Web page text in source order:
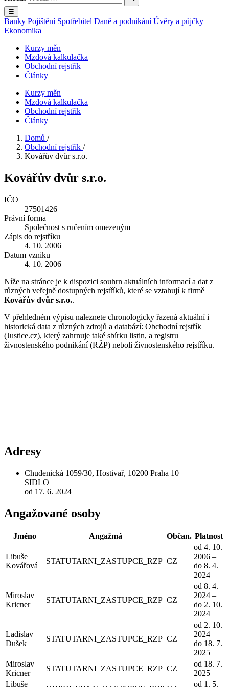
☰
Banky Pojištění Spotřebitel Daně a podnikání Úvěry a půjčky
Ekonomika
Kurzy měn
Mzdová kalkulačka
Obchodní rejstřík
Články
Kurzy měn
Mzdová kalkulačka
Obchodní rejstřík
Články
Domů /
Obchodní rejstřík /
Kovářův dvůr s.r.o.
Kovářův dvůr s.r.o.
IČO
27501426
Právní forma
Společnost s ručením omezeným
Zápis do rejstříku
4. 10. 2006
Datum vzniku
4. 10. 2006
Níže na stránce je k dispozici souhrn aktuálních informací a dat z
různých veřejně dostupných rejstříků, které se vztahují k firmě
Kovářův dvůr s.r.o..
V přehledném výpisu naleznete chronologicky řazená aktuální i
historická data z různých zdrojů a databází: Obchodní rejstřík
(Justice.cz), který zahrnuje také sbírku listin, a registru
živnostenského podnikání (RŽP) neboli živnostenského rejstříku.
Adresy
Chudenická 1059/30, Hostivař, 10200 Praha 10
SIDLO
od 17. 6. 2024
Angažované osoby
Jméno Angažmá Občan. Platnost
Libuše
Kovářová
STATUTARNI_ZASTUPCE_RZP CZ
od 4. 10.
2006 –
do 8. 4.
2024
Miroslav
Kricner
STATUTARNI_ZASTUPCE_RZP CZ
od 8. 4.
2024 –
do 2. 10.
2024
Ladislav
Dušek
STATUTARNI_ZASTUPCE_RZP CZ
od 2. 10.
2024 –
do 18. 7.
2025
Miroslav
Kricner
STATUTARNI_ZASTUPCE_RZP CZ
od 18. 7.
2025
Libuše
od 1. 5.